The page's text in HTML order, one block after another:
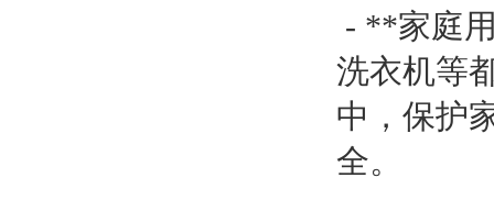
- **家庭
洗衣机等
中，保护
全。